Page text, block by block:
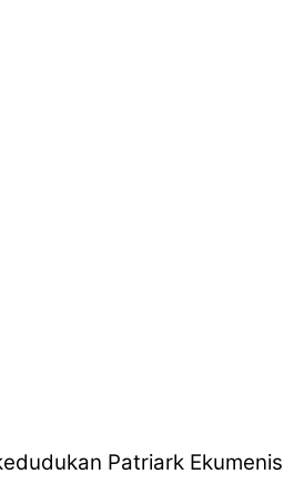
Patriark Ekumenis